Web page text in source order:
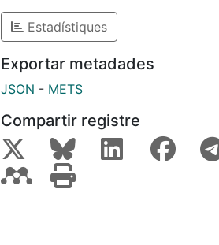
Estadístiques
Exportar metadades
JSON - METS
Compartir registre